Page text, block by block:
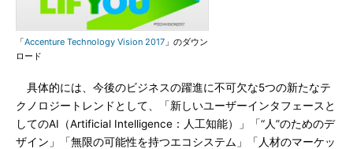
「Accenture Technology Vision 2017 」のダウン
ロード
具体的には、今後のビジネスの躍進に不可欠な5つの新たなテ
クノロジートレンドとして、「新しいユーザーインタフェースと
してのAI（Artificial Intelligence：人工知能）」「“人”のためのデ
ザイン」「無限の可能性を持つエコシステム」「人材のマーケッ